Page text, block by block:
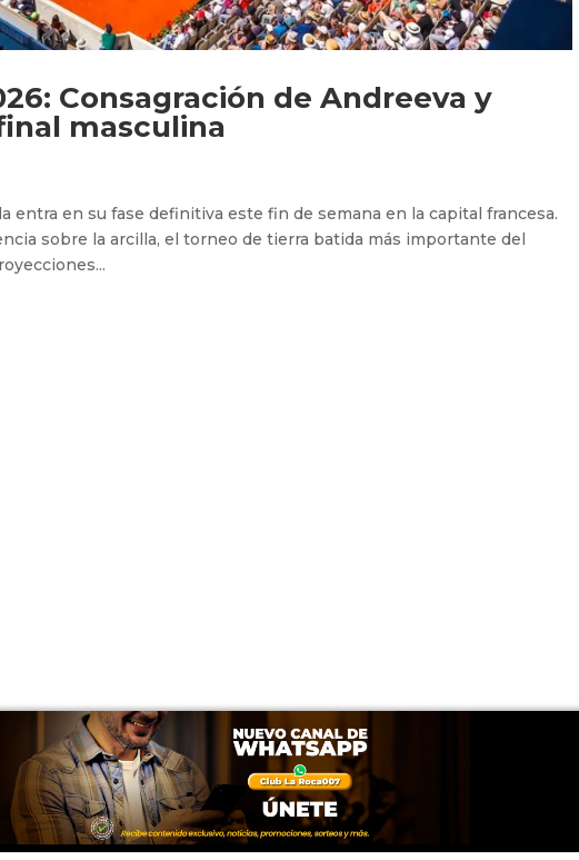
Consagración de Andreeva y
masculina
entra en su fase definitiva este fin de semana en la capital francesa.
sobre la arcilla, el torneo de tierra batida más importante del